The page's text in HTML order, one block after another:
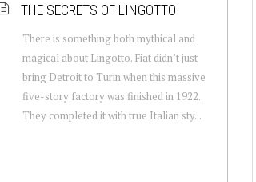
THE SECRETS OF LINGOTTO
There is something both mythical and
magical about Lingotto. Fiat didn’t just
bring Detroit to Turin when this massive
five-story factory was finished in 1922.
They completed it with true Italian sty...